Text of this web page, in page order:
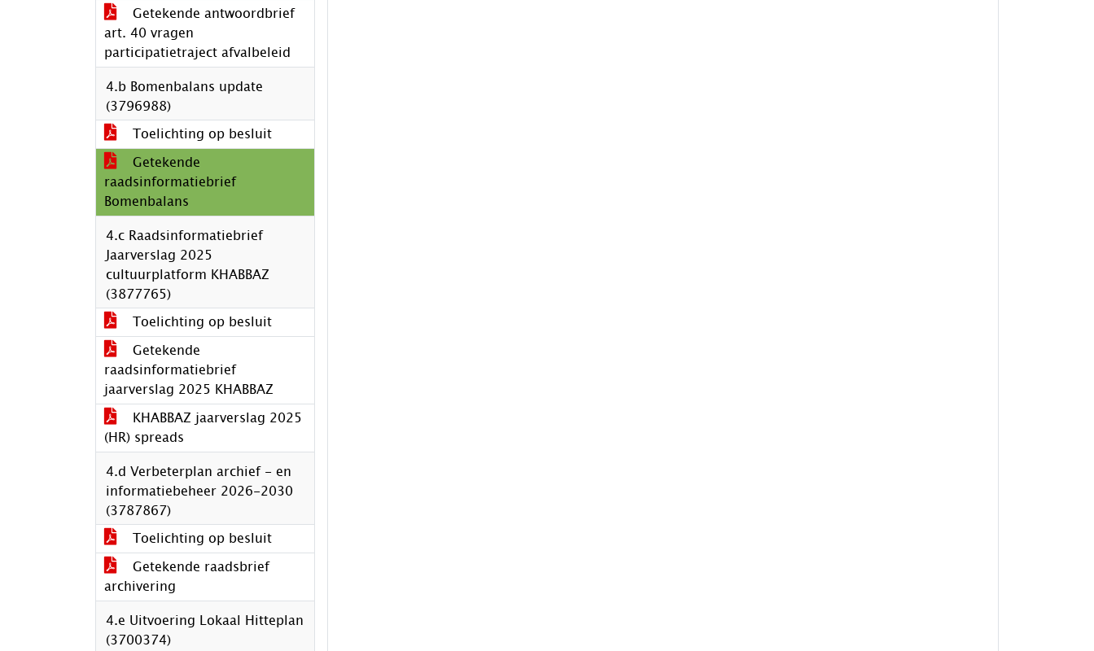
Getekende antwoordbrief
art. 40 vragen
participatietraject afvalbeleid
4.b Bomenbalans update
(3796988)
Toelichting op besluit
Getekende
raadsinformatiebrief
Bomenbalans
4.c Raadsinformatiebrief
Jaarverslag 2025
cultuurplatform KHABBAZ
(3877765)
Toelichting op besluit
Getekende
raadsinformatiebrief
jaarverslag 2025 KHABBAZ
KHABBAZ jaarverslag 2025
(HR) spreads
4.d Verbeterplan archief - en
informatiebeheer 2026-2030
(3787867)
Toelichting op besluit
Getekende raadsbrief
archivering
4.e Uitvoering Lokaal Hitteplan
(3700374)